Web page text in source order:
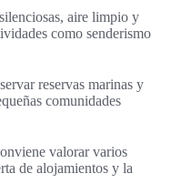
aire limpio y
como senderismo
reservas marinas y
comunidades
valorar varios
de alojamientos y la